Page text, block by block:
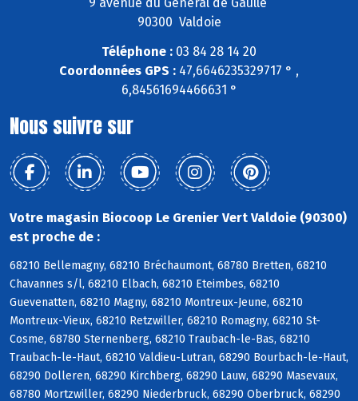
90300 Valdoie
Téléphone : 03 84 28 14 20
Coordonnées GPS : 47,6646235329717 ° ,
6,84561694466631 °
Nous suivre sur
Votre magasin Biocoop Le Grenier Vert Valdoie (90300)
est proche de :
68210 Bellemagny, 68210 Bréchaumont, 68780 Bretten, 68210
Chavannes s/l, 68210 Elbach, 68210 Eteimbes, 68210
Guevenatten, 68210 Magny, 68210 Montreux-Jeune, 68210
Montreux-Vieux, 68210 Retzwiller, 68210 Romagny, 68210 St-
Cosme, 68780 Sternenberg, 68210 Traubach-le-Bas, 68210
Traubach-le-Haut, 68210 Valdieu-Lutran, 68290 Bourbach-le-Haut,
68290 Dolleren, 68290 Kirchberg, 68290 Lauw, 68290 Masevaux,
68780 Mortzwiller, 68290 Niederbruck, 68290 Oberbruck, 68290